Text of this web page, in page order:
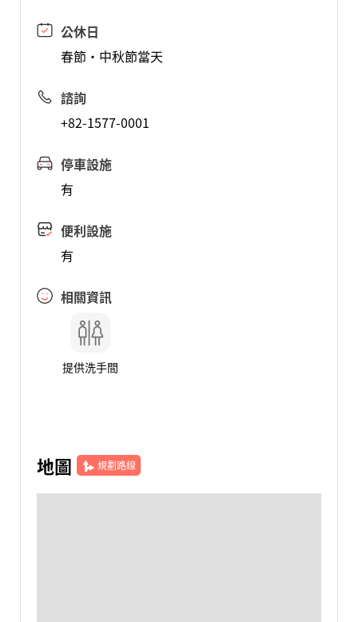
公休日
春節·中秋節當天
諮詢
+82-1577-0001
停車設施
有
便利設施
有
相關資訊
提供洗手間
地圖 規劃路線